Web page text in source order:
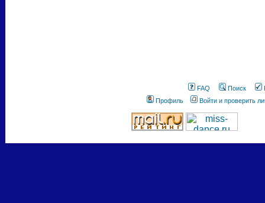
FAQ Поиск
Профиль
Войти и проверить